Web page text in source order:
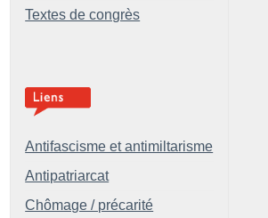
Textes de congrès
Antifascisme et antimiltarisme
Antipatriarcat
Chômage / précarité